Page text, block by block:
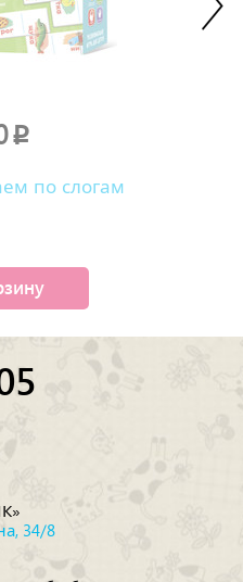
p
по слогам
34/8